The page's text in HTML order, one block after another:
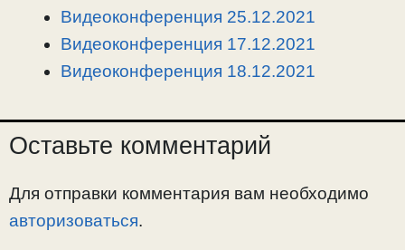
Видеоконференция 25.12.2021
Видеоконференция 17.12.2021
Видеоконференция 18.12.2021
Оставьте комментарий
Для отправки комментария вам необходимо
авторизоваться.